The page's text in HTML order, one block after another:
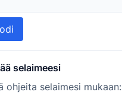
selaimeesi
ohjeita selaimesi mukaan: